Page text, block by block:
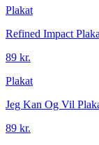
Plakat
Refined Impact
89 kr.
Plakat
Jeg Kan Og Vil
89 kr.